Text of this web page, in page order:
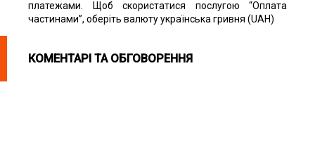
платежами. Щоб скористатися послугою “Оплата
частинами”, оберіть валюту українська гривня (UAH)
КОМЕНТАРІ ТА ОБГОВОРЕННЯ